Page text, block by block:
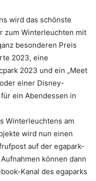
wird das schönste
zum Winterleuchten mit
besonderen Preis
2023, eine
2023 und ein „Meet
einer Disney-
ein Abendessen in
Winterleuchtens am
wird nun einen
auf der egapark-
können dann
Kanal des egaparks